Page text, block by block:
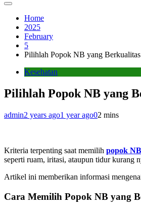
Home
2025
February
5
Pilihlah Popok NB yang
Kesehatan
Pilihlah Popok NB yang
admin2 years ago1 year ago02 mins
Kriteria terpenting saat memilih popok NB
seperti ruam, iritasi, ataupun tidur kurang
Artikel ini memberikan informasi
Cara Memilih Popok NB yang